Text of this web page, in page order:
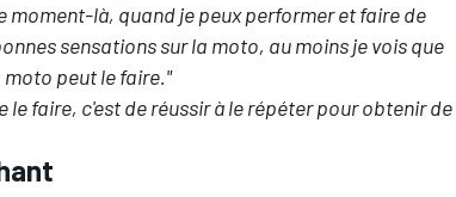
moment-là, quand je peux performer et faire de
sensations sur la moto, au moins je vois que
moto peut le faire."
faire, c'est de réussir à le répéter pour obtenir de